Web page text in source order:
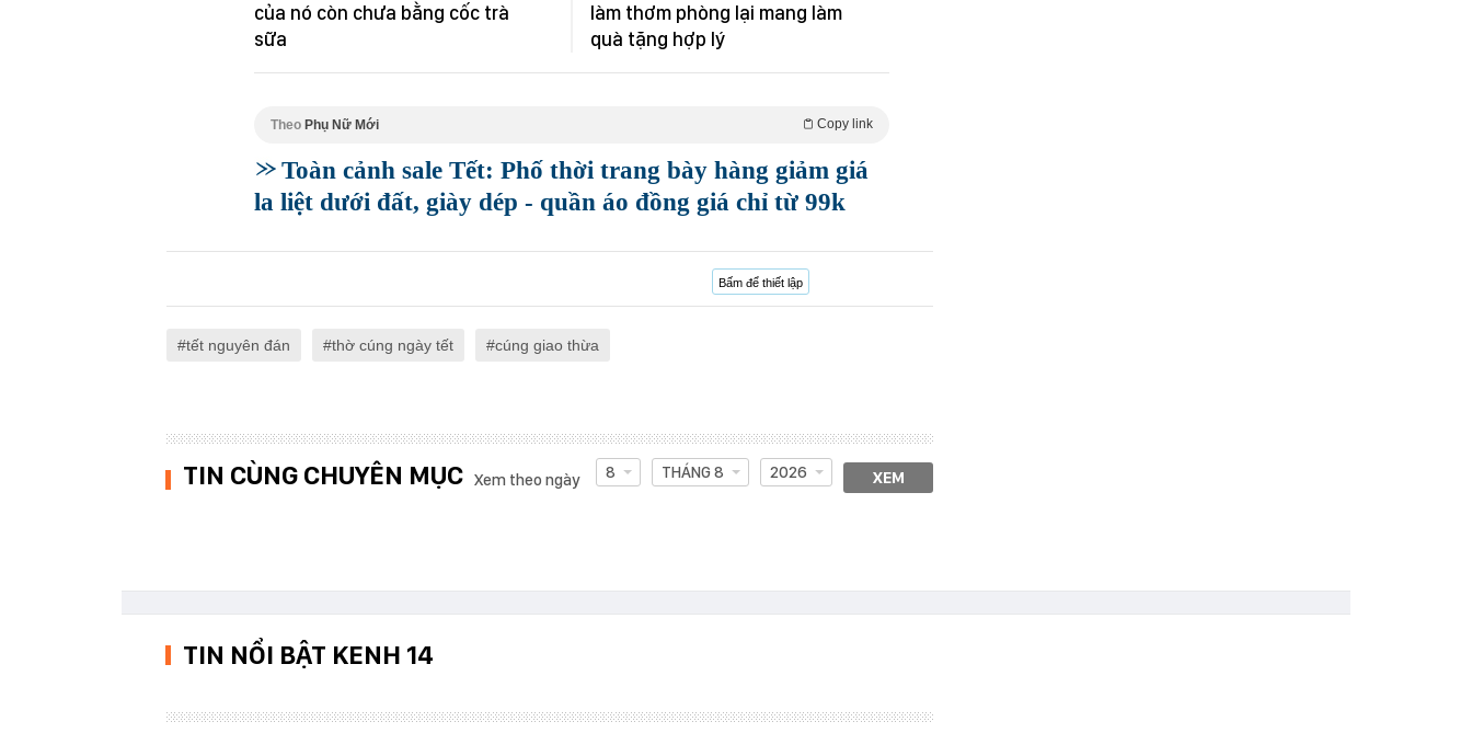
của nó còn chưa bằng cốc trà
sữa
làm thơm phòng lại mang làm
quà tặng hợp lý
Theo Phụ Nữ Mới Copy link
Toàn cảnh sale Tết: Phố thời trang bày hàng giảm giá
la liệt dưới đất, giày dép - quần áo đồng giá chỉ từ 99k
Bấm để thiết lập
tết nguyên đán thờ cúng ngày tết cúng giao thừa
TIN CÙNG CHUYÊN MỤC Xem theo ngày 8 THÁNG 8 2026 XEM
TIN NỔI BẬT KENH 14